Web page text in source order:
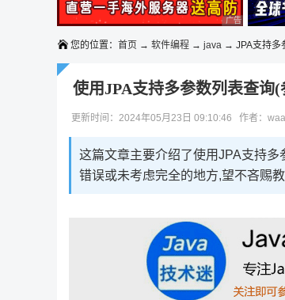
广告 商业广告
您的位置： 首页 → 软件编程 → java → JPA支持多
使用JPA支持多参数列表查询
更新时间：2024年05月23日 09:10:46 作者：
这篇文章主要介绍了使用JPA支持
错误或未考虑完全的地方,望不吝赐教